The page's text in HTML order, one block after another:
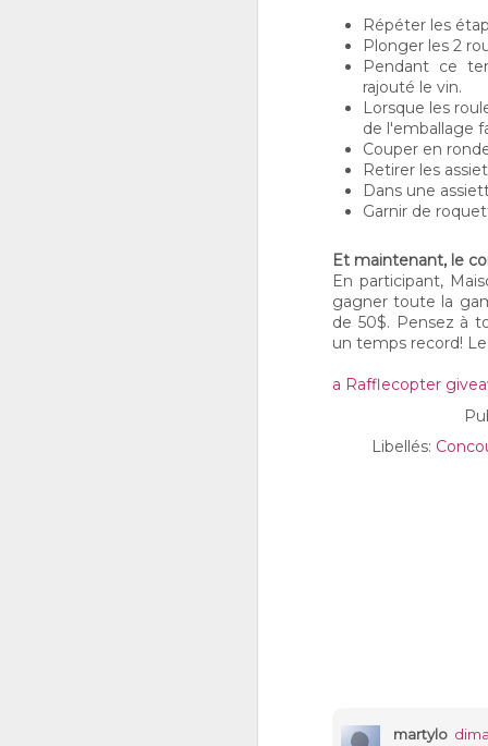
Répéter les
Plonger les 2
Pendant ce
rajouté le vin.
Lorsque les
de l'emballage
Couper en
Retirer les
Dans une
Garnir de
Et maintenant, le
En participant,
gagner toute la
de 50$. Pensez à
un temps record!
a Rafflecopter
Libellés:
martylo